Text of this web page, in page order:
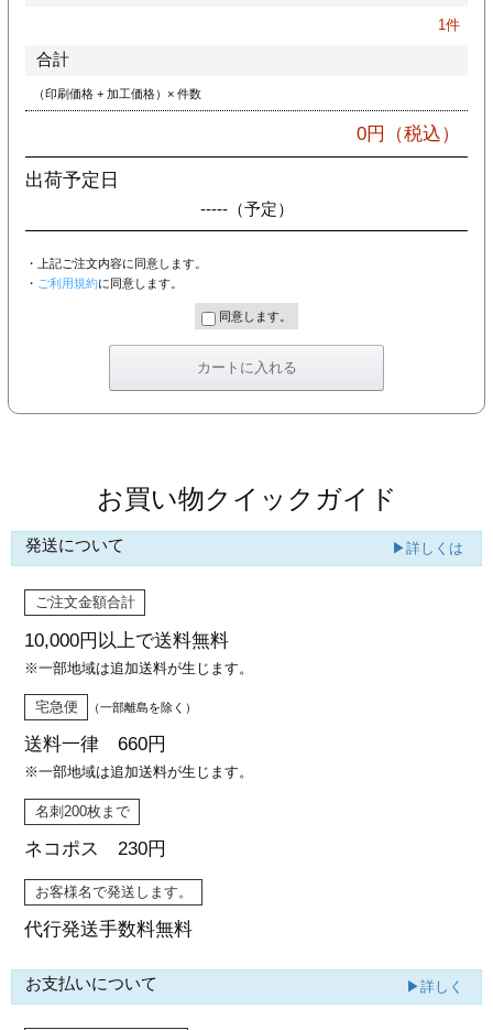
1件
合計
（印刷価格 + 加工価格）× 件数
0円（税込）
出荷予定日
-----（予定）
・上記ご注文内容に同意します。
・ ご利用規約に同意します。
同意します。
お買い物クイックガイド
発送について ▶詳しくは
ご注文金額合計
10,000円以上で送料無料
※一部地域は追加送料が生じます。
宅急便 （一部離島を除く）
送料一律 660円
※一部地域は追加送料が生じます。
名刺200枚まで
ネコポス 230円
お客様名で発送します。
代行発送手数料無料
お支払いについて ▶詳しく